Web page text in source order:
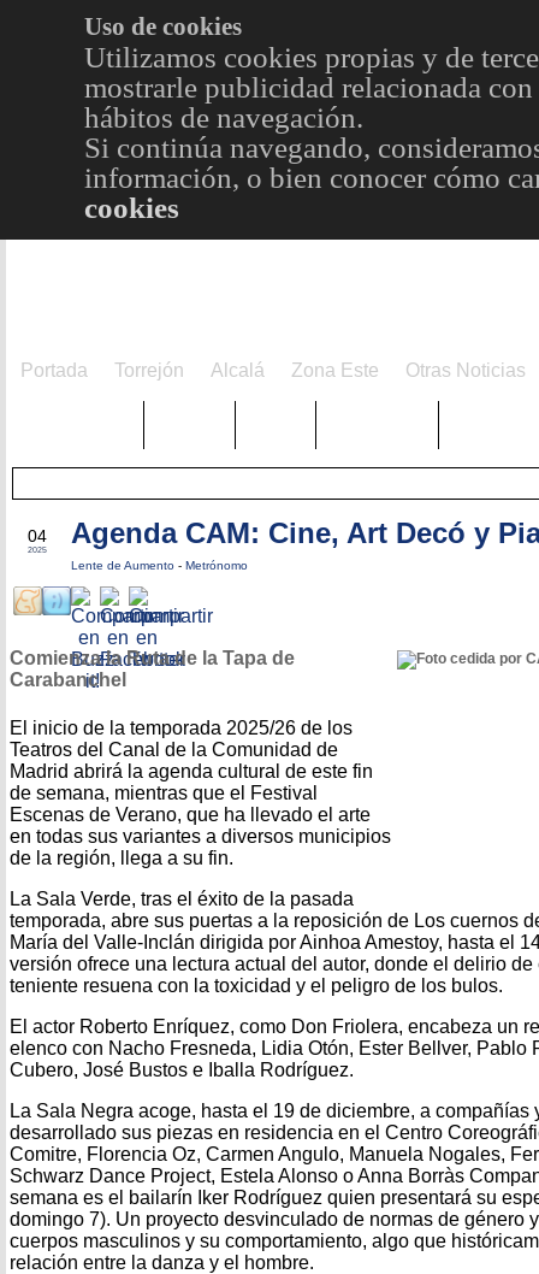
Uso de cookies
Utilizamos cookies propias y de
mostrarle publicidad relacionada
hábitos de navegación.
Si continúa navegando,
información, o bien conocer cómo
cookies
Portada Torrejón Alcalá Zona Este Otras Noticias
04
2025
Agenda CAM: Cine, Art Decó y
Lente de Aumento - Metrónomo
Comienza la Ruta de la Tapa de
Carabanchel
El inicio de la temporada 2025/26 de los
Teatros del Canal de la Comunidad de
Madrid abrirá la agenda cultural de este fin
de semana, mientras que el Festival
Escenas de Verano, que ha llevado el arte
en todas sus variantes a diversos municipios
de la región, llega a su fin.
La Sala Verde, tras el éxito de la pasada
temporada, abre sus puertas a la reposición de Los cuernos
María del Valle-Inclán dirigida por Ainhoa Amestoy, hasta el
versión ofrece una lectura actual del autor, donde el delirio
teniente resuena con la toxicidad y el peligro de los bulos.
El actor Roberto Enríquez, como Don Friolera, encabeza un
elenco con Nacho Fresneda, Lidia Otón, Ester Bellver, Pablo
Cubero, José Bustos e Iballa Rodríguez.
La Sala Negra acoge, hasta el 19 de diciembre, a compañías
desarrollado sus piezas en residencia en el Centro
Comitre, Florencia Oz, Carmen Angulo, Manuela Nogales,
Schwarz Dance Project, Estela Alonso o Anna Borràs
semana es el bailarín Iker Rodríguez quien presentará su
domingo 7). Un proyecto desvinculado de normas de género
cuerpos masculinos y su comportamiento, algo que
relación entre la danza y el hombre.